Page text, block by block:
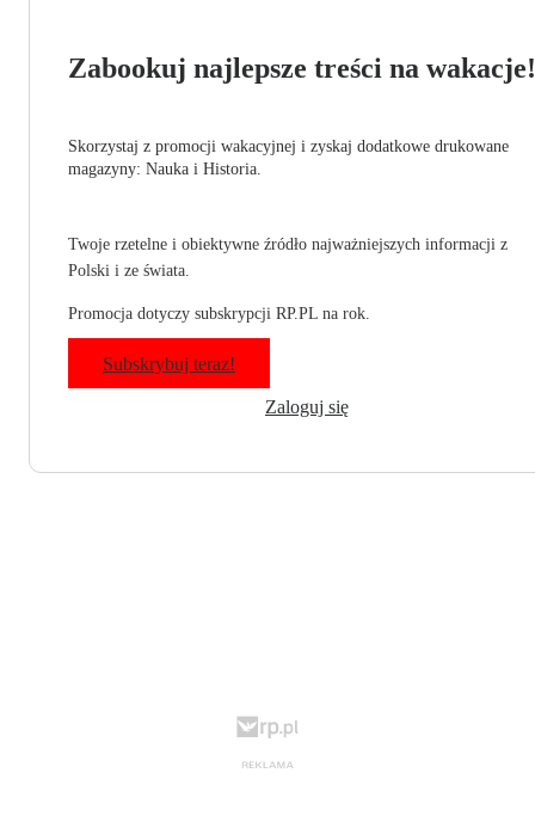
Zabookuj najlepsze treści na wakacje!
Skorzystaj z promocji wakacyjnej i zyskaj dodatkowe drukowane
magazyny: Nauka i Historia.
Twoje rzetelne i obiektywne źródło najważniejszych informacji z
Polski i ze świata.
Promocja dotyczy subskrypcji RP.PL na rok.
Subskrybuj teraz!
Zaloguj się